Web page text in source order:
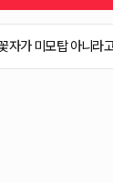
미모탑 아니라고